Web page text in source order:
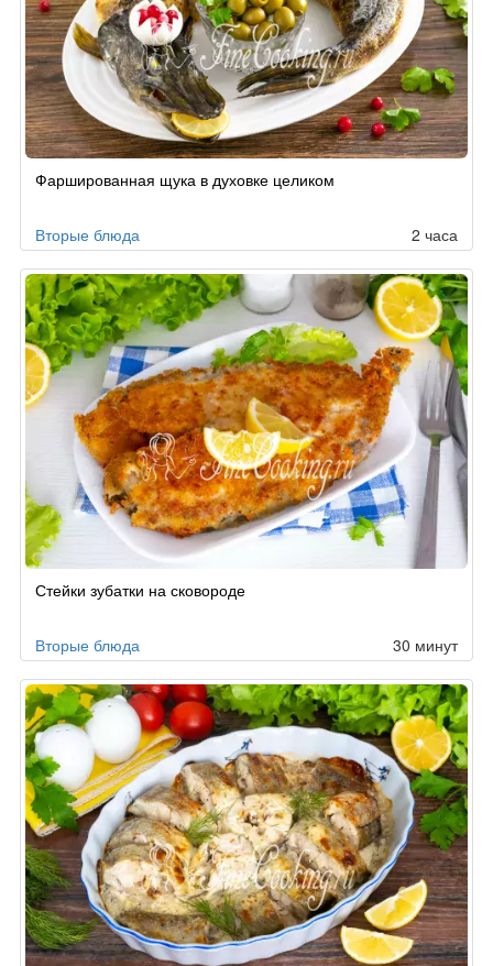
Фаршированная щука в духовке целиком
Вторые блюда 2 часа
Стейки зубатки на сковороде
Вторые блюда 30 минут